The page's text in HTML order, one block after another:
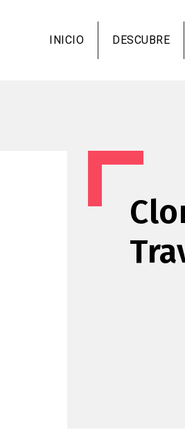
contenido
principal
INICIO DESCUBRE